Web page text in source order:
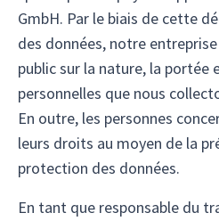
GmbH. Par le biais de cette
des données, notre
public sur la nature, la portée
personnelles que nous
En outre, les personnes
leurs droits au moyen de la
protection des données.
En tant que responsable du